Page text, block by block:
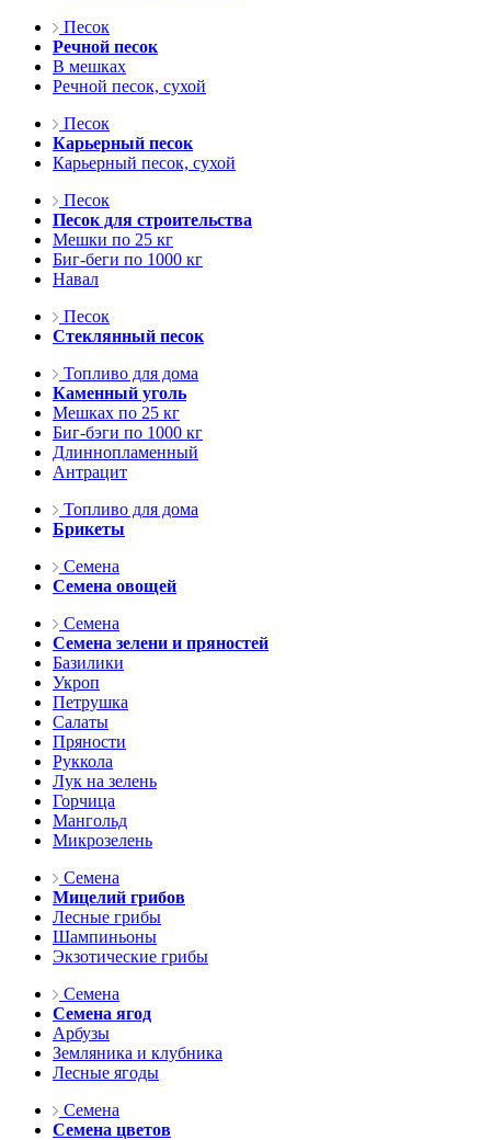
Песок
Речной песок
В мешках
Речной песок, сухой
Песок
Карьерный песок
Карьерный песок, сухой
Песок
Песок для строительства
Мешки по 25 кг
Биг-беги по 1000 кг
Навал
Песок
Стеклянный песок
Топливо для дома
Каменный уголь
Мешках по 25 кг
Биг-бэги по 1000 кг
Длиннопламенный
Антрацит
Топливо для дома
Брикеты
Семена
Семена овощей
Семена
Семена зелени и пряностей
Базилики
Укроп
Петрушка
Салаты
Пряности
Руккола
Лук на зелень
Горчица
Мангольд
Микрозелень
Семена
Мицелий грибов
Лесные грибы
Шампиньоны
Экзотические грибы
Семена
Семена ягод
Арбузы
Земляника и клубника
Лесные ягоды
Семена
Семена цветов